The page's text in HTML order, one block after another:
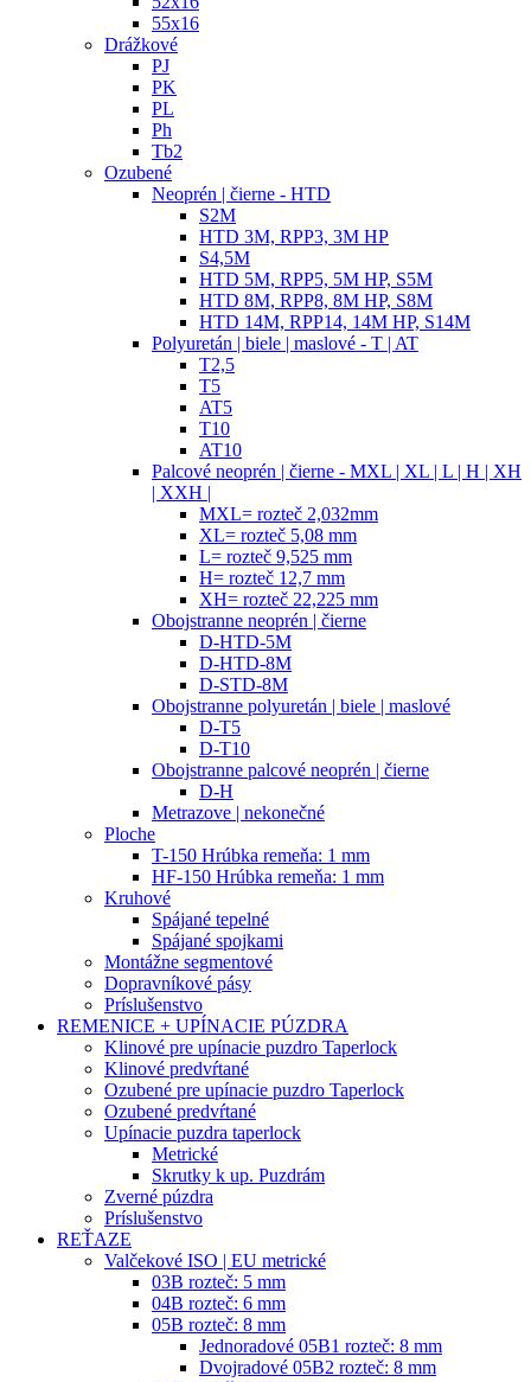
55x16
Drážkové
PJ
PK
PL
Ph
Tb2
Ozubené
Neoprén | čierne - HTD
S2M
HTD 3M, RPP3, 3M HP
S4,5M
HTD 5M, RPP5, 5M HP, S5M
HTD 8M, RPP8, 8M HP, S8M
HTD 14M, RPP14, 14M HP, S14M
Polyuretán | biele | maslové - T | AT
T2,5
T5
AT5
T10
AT10
Palcové neoprén | čierne - MXL | XL | L | H | XH
| XXH |
MXL= rozteč 2,032mm
XL= rozteč 5,08 mm
L= rozteč 9,525 mm
H= rozteč 12,7 mm
XH= rozteč 22,225 mm
Obojstranne neoprén | čierne
D-HTD-5M
D-HTD-8M
D-STD-8M
Obojstranne polyuretán | biele | maslové
D-T5
D-T10
Obojstranne palcové neoprén | čierne
D-H
Metrazove | nekonečné
Ploche
T-150 Hrúbka remeňa: 1 mm
HF-150 Hrúbka remeňa: 1 mm
Kruhové
Spájané tepelné
Spájané spojkami
Montážne segmentové
Dopravníkové pásy
Príslušenstvo
REMENICE + UPÍNACIE PÚZDRA
Klinové pre upínacie puzdro Taperlock
Klinové predvŕtané
Ozubené pre upínacie puzdro Taperlock
Ozubené predvŕtané
Upínacie puzdra taperlock
Metrické
Skrutky k up. Puzdrám
Zverné púzdra
Príslušenstvo
REŤAZE
Valčekové ISO | EU metrické
03B rozteč: 5 mm
04B rozteč: 6 mm
05B rozteč: 8 mm
Jednoradové 05B1 rozteč: 8 mm
Dvojradové 05B2 rozteč: 8 mm